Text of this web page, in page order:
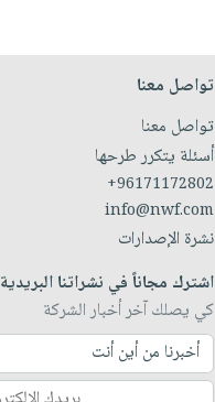
تواصل معنا
تواصل معنا
أسئلة يتكرر طرحها
+96171172802
info@nwf.com
نشرة الإصدارات
اشترك مجاناً في نشراتنا البريدية
كي يصلك آخر أخبار الشركة